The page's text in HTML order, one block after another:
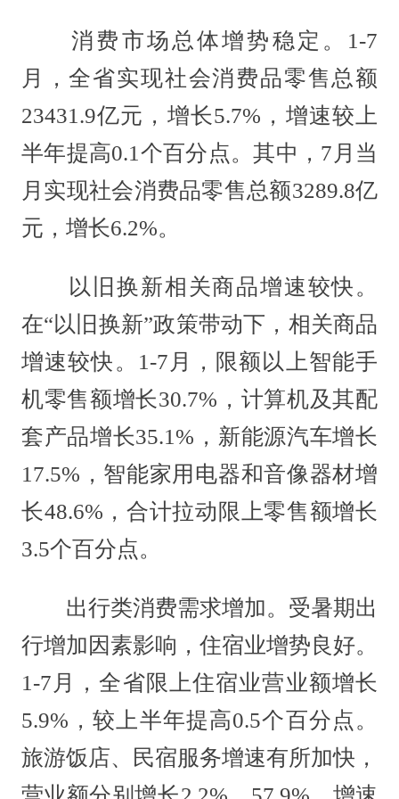
消费市场总体增势稳定。1-7
月，全省实现社会消费品零售总额
23431.9亿元，增长5.7%，增速较上
半年提高0.1个百分点。其中，7月当
月实现社会消费品零售总额3289.8亿
元，增长6.2%。
以旧换新相关商品增速较快。
在“以旧换新”政策带动下，相关商品
增速较快。1-7月，限额以上智能手
机零售额增长30.7%，计算机及其配
套产品增长35.1%，新能源汽车增长
17.5%，智能家用电器和音像器材增
长48.6%，合计拉动限上零售额增长
3.5个百分点。
出行类消费需求增加。受暑期出
行增加因素影响，住宿业增势良好。
1-7月，全省限上住宿业营业额增长
5.9%，较上半年提高0.5个百分点。
旅游饭店、民宿服务增速有所加快，